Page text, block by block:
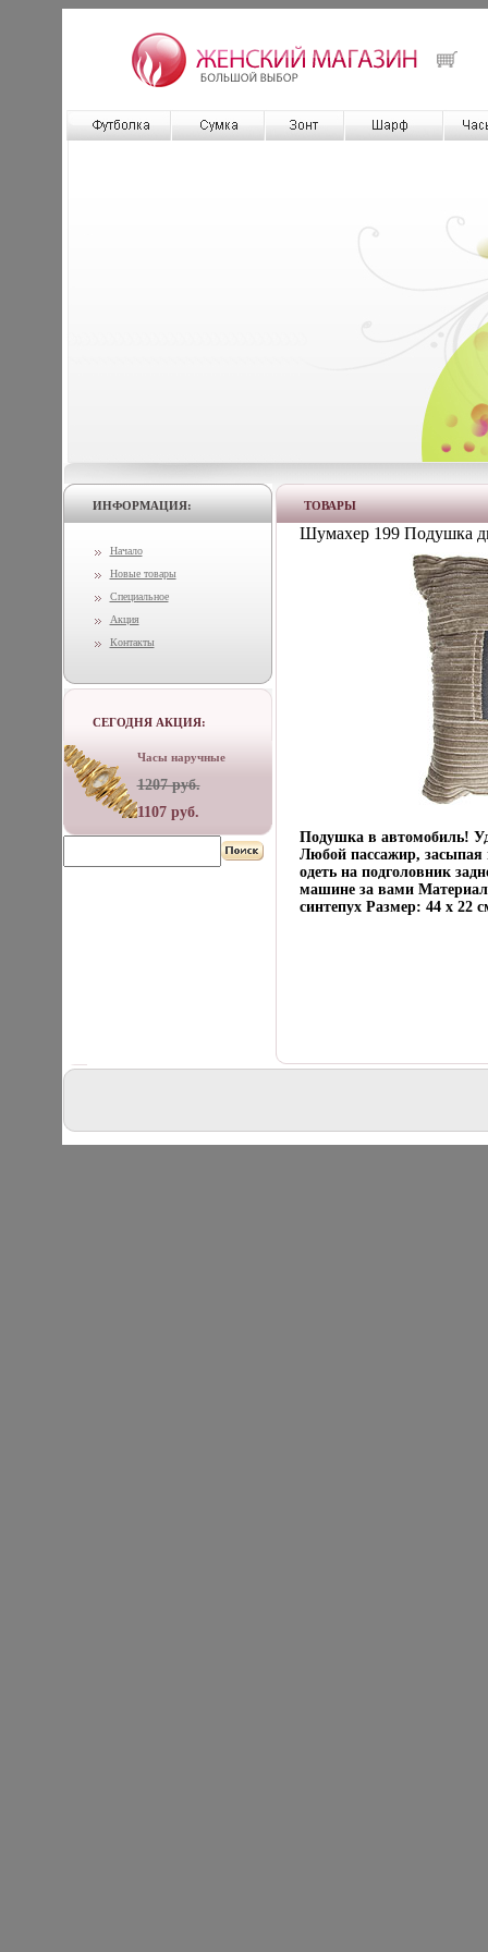
ИНФОРМАЦИЯ:
Начало
Новые товары
Специальное
Акция
Контакты
СЕГОДНЯ АКЦИЯ:
Часы наручные
1207 руб.
1107 руб.
ТОВАРЫ
Шумахер 199 Подушка
Подушка в автомобиль!
Любой пассажир, засыпая
одеть на подголовник
машине за вами
синтепух Размер: 44 х 22